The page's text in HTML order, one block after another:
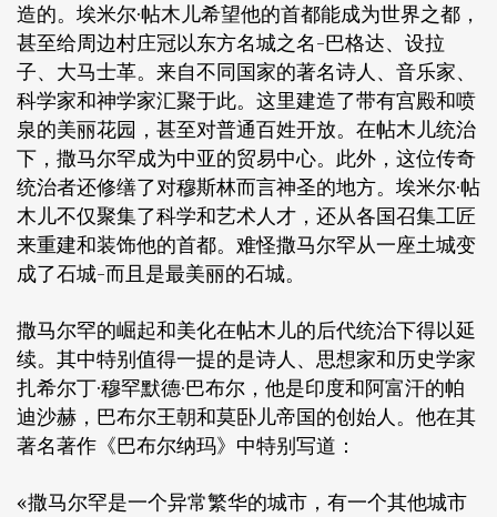
造的。埃米尔·帖木儿希望他的首都能成为世界之都，
甚至给周边村庄冠以东方名城之名-巴格达、设拉
子、大马士革。来自不同国家的著名诗人、音乐家、
科学家和神学家汇聚于此。这里建造了带有宫殿和喷
泉的美丽花园，甚至对普通百姓开放。在帖木儿统治
下，撒马尔罕成为中亚的贸易中心。此外，这位传奇
统治者还修缮了对穆斯林而言神圣的地方。埃米尔·帖
木儿不仅聚集了科学和艺术人才，还从各国召集工匠
来重建和装饰他的首都。难怪撒马尔罕从一座土城变
成了石城-而且是最美丽的石城。
撒马尔罕的崛起和美化在帖木儿的后代统治下得以延
续。其中特别值得一提的是诗人、思想家和历史学家
扎希尔丁·穆罕默德·巴布尔，他是印度和阿富汗的帕
迪沙赫，巴布尔王朝和莫卧儿帝国的创始人。他在其
著名著作《巴布尔纳玛》中特别写道：
«撒马尔罕是一个异常繁华的城市，有一个其他城市